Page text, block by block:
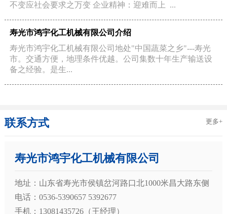
不变应社会要求之万变 企业精神：迎难而上 ...
寿光市鸿宇化工机械有限公司介绍
寿光市鸿宇化工机械有限公司地处"中国蔬菜之乡"---寿光
市。交通方便，地理条件优越。公司集数十年生产输送设
备之经验。是生...
更多+
联系方式
寿光市鸿宇化工机械有限公司
地址：山东省寿光市侯镇岔河路口北1000米昌大路东侧
电话：0536-5390657 5392677
手机：13081435726（王经理）